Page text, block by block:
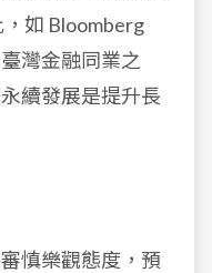
，如 Bloomberg
灣金融同業之
續發展是提升長
慎樂觀態度，預